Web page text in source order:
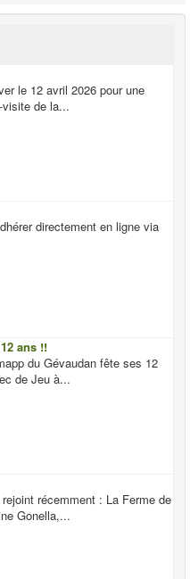
le 12 avril 2026 pour une
de la...
directement en ligne via
ans !!
du Gévaudan fête ses 12
de Jeu à...
récemment : La Ferme de
Gonella,...